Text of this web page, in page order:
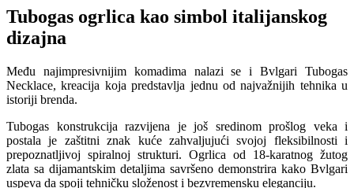
Tubogas ogrlica kao simbol italijanskog
dizajna
Među najimpresivnijim komadima nalazi se i Bvlgari Tubogas
Necklace, kreacija koja predstavlja jednu od najvažnijih tehnika u
istoriji brenda.
Tubogas konstrukcija razvijena je još sredinom prošlog veka i
postala je zaštitni znak kuće zahvaljujući svojoj fleksibilnosti i
prepoznatljivoj spiralnoj strukturi. Ogrlica od 18-karatnog žutog
zlata sa dijamantskim detaljima savršeno demonstrira kako Bvlgari
uspeva da spoji tehničku složenost i bezvremensku eleganciju.